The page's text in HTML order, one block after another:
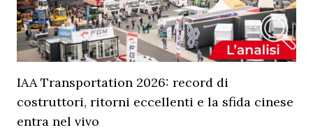
IAA Transportation 2026: record di
costruttori, ritorni eccellenti e la sfida cinese
entra nel vivo